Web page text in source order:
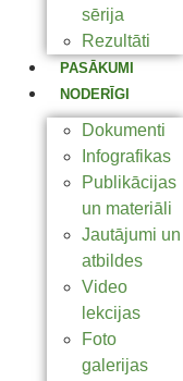
sērija
Rezultāti
PASĀKUMI
NODERĪGI
Dokumenti
Infografikas
Publikācijas
un materiāli
Jautājumi un
atbildes
Video
lekcijas
Foto
galerijas